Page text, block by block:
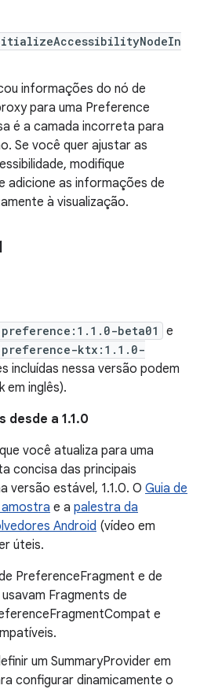
informações do nó de
para uma Preference
é a camada incorreta para
Se você quer ajustar as
modifique
adicione as informações de
à visualização.
beta01 e
ktx:1.1.0-
incluídas nessa versão podem
em inglês).
desde a 1.1.0
você atualiza para uma
concisa das principais
versão estável, 1.1.0. O Guia de
e a palestra da
Android (vídeo em
úteis.
PreferenceFragment e de
Fragments de
e
um SummaryProvider em
configurar dinamicamente o